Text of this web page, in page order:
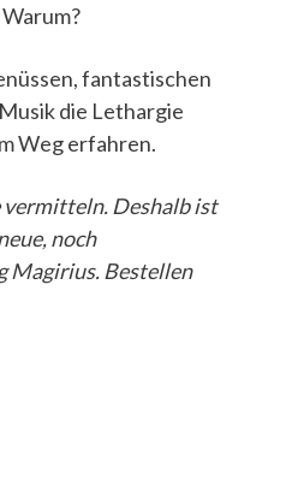
fantastischen
die Lethargie
Weg erfahren.
Deshalb ist
noch
Magirius. Bestellen